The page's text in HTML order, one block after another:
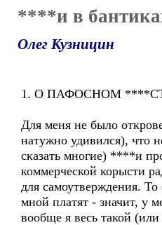
****и в
Олег Кузницин
1. О ПАФОСНОМ
Для меня не было
натужно удивился), что
сказать многие) ****и
коммерческой корысти
для самоутверждения. То
мной платят - значит, у
вообще я весь такой (или